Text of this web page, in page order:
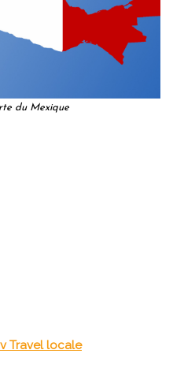
du Mexique
Travel locale